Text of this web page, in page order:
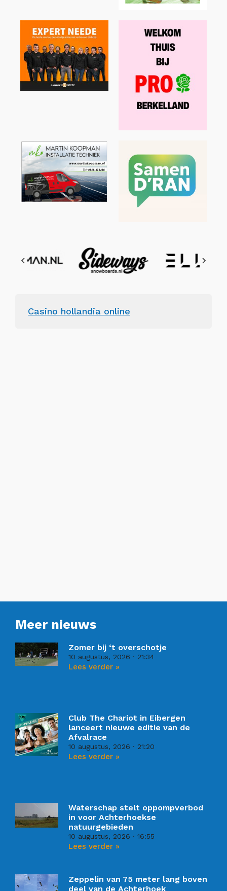
Casino hollandia online
Meer nieuws
Zomer bij ‘t overschotje
10 augustus, 2026 21:34
Lees verder »
Club The Chariot in Eibergen
lanceert nieuwe editie van de
Afvalrace
10 augustus, 2026 21:20
Lees verder »
Waterschap stelt oppompverbod
in voor Achterhoekse
natuurgebieden
10 augustus, 2026 16:55
Lees verder »
Zeppelin van 75 meter lang boven
deel van de Achterhoek